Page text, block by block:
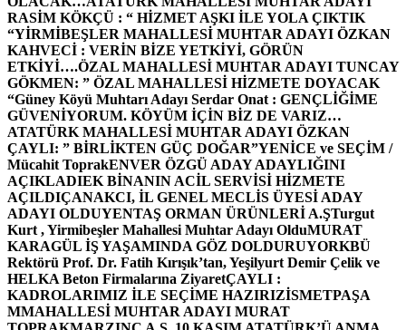
RASİM KÖKÇÜ : “ HİZMET AŞKI İLE YOLA ÇIKTIK
“YİRMİBEŞLER MAHALLESİ MUHTAR ADAYI ÖZKAN
KAHVECİ : VERİN BİZE YETKİYİ, GÖRÜN
ETKİYİ….ÖZAL MAHALLESİ MUHTAR ADAYI TUNCAY
GÖKMEN: ” ÖZAL MAHALLESİ HİZMETE DOYACAK
“Güney Köyü Muhtarı Adayı Serdar Onat : GENÇLİĞİME
GÜVENİYORUM. KÖYÜM İÇİN BİZ DE VARIZ…
ATATÜRK MAHALLESİ MUHTAR ADAYI ÖZKAN
ÇAYLI: ” BİRLİKTEN GÜÇ DOĞAR”YENİCE ve SEÇİM /
Mücahit ToprakENVER ÖZGÜ ADAY ADAYLIĞINI
AÇIKLADIEK BİNANIN ACİL SERVİSİ HİZMETE
AÇILDIÇANAKCI, İL GENEL MECLİS ÜYESİ ADAY
ADAYI OLDUYENTAŞ ORMAN ÜRÜNLERİ A.ŞTurgut
Kurt , Yirmibeşler Mahallesi Muhtar Adayı OlduMURAT
KARAGÜL İŞ YAŞAMINDA GÖZ DOLDURUYORKBÜ
Rektörü Prof. Dr. Fatih Kırışık’tan, Yeşilyurt Demir Çelik ve
HELKA Beton Firmalarına ZiyaretÇAYLI :
KADROLARIMIZ İLE SEÇİME HAZIRIZİSMETPAŞA
MMAHALLESİ MUHTAR ADAYI MURAT